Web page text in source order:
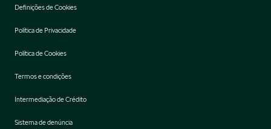
Definições de Cookies
Política de Privacidade
Política de Cookies
Termos e condições
Intermediação de Crédito
Sistema de denúncia